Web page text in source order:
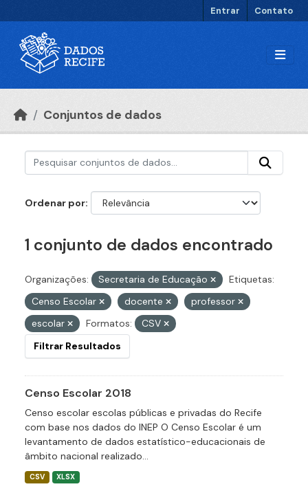
Entrar Contato
Conjuntos de dados
Ordenar por
1 conjunto de dados encontrado
Organizações: Secretaria de Educação
Etiquetas:
Censo Escolar
docente
professor
escolar
Formatos:
CSV
Filtrar Resultados
Censo Escolar 2018
Censo escolar escolas públicas e privadas do Recife
com base nos dados do INEP O Censo Escolar é um
levantamento de dados estatístico-educacionais de
âmbito nacional realizado...
CSV XLSX